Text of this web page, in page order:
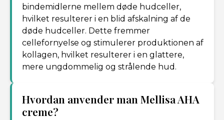
bindemidlerne mellem døde hudceller,
hvilket resulterer i en blid afskalning af de
døde hudceller. Dette fremmer
cellefornyelse og stimulerer produktionen af
kollagen, hvilket resulterer i en glattere,
mere ungdommelig og strålende hud.
Hvordan anvender man Mellisa AHA
creme?